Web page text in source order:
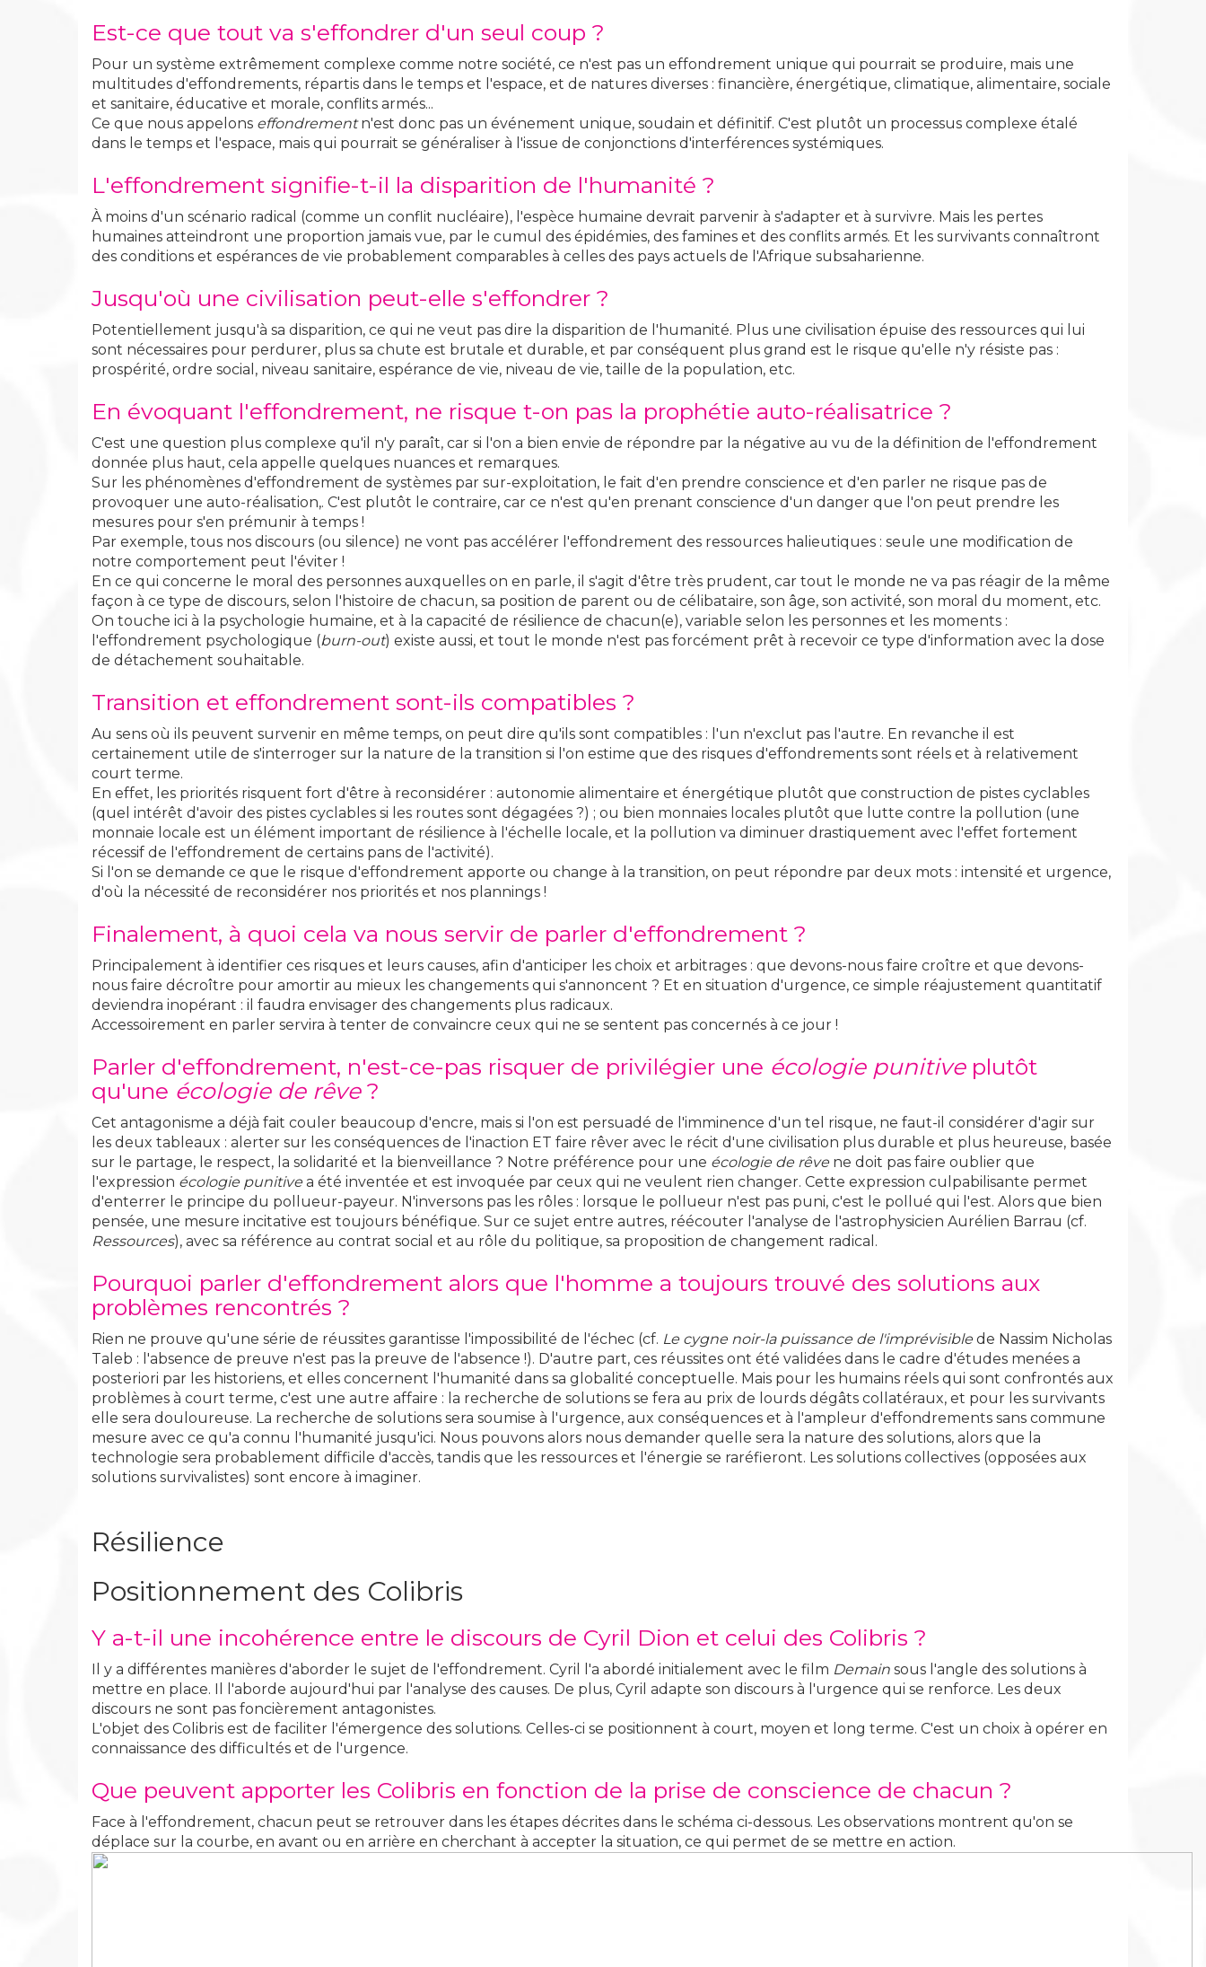
Est-ce que tout va s'effondrer d'un seul coup ?
Pour un système extrêmement complexe comme notre société, ce n'est pas un effondrement unique qui pourrait se produire, mais une
multitudes d'effondrements, répartis dans le temps et l'espace, et de natures diverses : financière, énergétique, climatique, alimentaire, sociale
et sanitaire, éducative et morale, conflits armés...
Ce que nous appelons effondrementn'est donc pas un événement unique, soudain et définitif. C'est plutôt un processus complexe étalé
dans le temps et l'espace, mais qui pourrait se généraliser à l'issue de conjonctions d'interférences systémiques.
L'effondrement signifie-t-il la disparition de l'humanité ?
À moins d'un scénario radical (comme un conflit nucléaire), l'espèce humaine devrait parvenir à s'adapter et à survivre. Mais les pertes
humaines atteindront une proportion jamais vue, par le cumul des épidémies, des famines et des conflits armés. Et les survivants connaîtront
des conditions et espérances de vie probablement comparables à celles des pays actuels de l'Afrique subsaharienne.
Jusqu'où une civilisation peut-elle s'effondrer ?
Potentiellement jusqu'à sa disparition, ce qui ne veut pas dire la disparition de l'humanité. Plus une civilisation épuise des ressources qui lui
sont nécessaires pour perdurer, plus sa chute est brutale et durable, et par conséquent plus grand est le risque qu'elle n'y résiste pas :
prospérité, ordre social, niveau sanitaire, espérance de vie, niveau de vie, taille de la population, etc.
En évoquant l'effondrement, ne risque t-on pas la prophétie auto-réalisatrice ?
C'est une question plus complexe qu'il n'y paraît, car si l'on a bien envie de répondre par la négative au vu de la définition de l'effondrement
donnée plus haut, cela appelle quelques nuances et remarques.
Sur les phénomènes d'effondrement de systèmes par sur-exploitation, le fait d'en prendre conscience et d'en parler ne risque pas de
provoquer une auto-réalisation,. C'est plutôt le contraire, car ce n'est qu'en prenant conscience d'un danger que l'on peut prendre les
mesures pour s'en prémunir à temps !
Par exemple, tous nos discours (ou silence) ne vont pas accélérer l'effondrement des ressources halieutiques : seule une modification de
notre comportement peut l'éviter !
En ce qui concerne le moral des personnes auxquelles on en parle, il s'agit d'être très prudent, car tout le monde ne va pas réagir de la même
façon à ce type de discours, selon l'histoire de chacun, sa position de parent ou de célibataire, son âge, son activité, son moral du moment, etc.
On touche ici à la psychologie humaine, et à la capacité de résilience de chacun(e), variable selon les personnes et les moments :
l'effondrement psychologique (burn-out) existe aussi, et tout le monde n'est pas forcément prêt à recevoir ce type d'information avec la dose
de détachement souhaitable.
Transition et effondrement sont-ils compatibles ?
Au sens où ils peuvent survenir en même temps, on peut dire qu'ils sont compatibles : l'un n'exclut pas l'autre. En revanche il est
certainement utile de s'interroger sur la nature de la transition si l'on estime que des risques d'effondrements sont réels et à relativement
court terme.
En effet, les priorités risquent fort d'être à reconsidérer : autonomie alimentaire et énergétique plutôt que construction de pistes cyclables
(quel intérêt d'avoir des pistes cyclables si les routes sont dégagées ?) ; ou bien monnaies locales plutôt que lutte contre la pollution (une
monnaie locale est un élément important de résilience à l'échelle locale, et la pollution va diminuer drastiquement avec l'effet fortement
récessif de l'effondrement de certains pans de l'activité).
Si l'on se demande ce que le risque d'effondrement apporte ou change à la transition, on peut répondre par deux mots : intensité et urgence,
d'où la nécessité de reconsidérer nos priorités et nos plannings !
Finalement, à quoi cela va nous servir de parler d'effondrement ?
Principalement à identifier ces risques et leurs causes, afin d'anticiper les choix et arbitrages : que devons-nous faire croître et que devons-
nous faire décroître pour amortir au mieux les changements qui s'annoncent ? Et en situation d'urgence, ce simple réajustement quantitatif
deviendra inopérant : il faudra envisager des changements plus radicaux.
Accessoirement en parler servira à tenter de convaincre ceux qui ne se sentent pas concernés à ce jour !
Parler d'effondrement, n'est-ce-pas risquer de privilégier une écologie punitiveplutôt
qu'une écologie de rêve?
Cet antagonisme a déjà fait couler beaucoup d'encre, mais si l'on est persuadé de l'imminence d'un tel risque, ne faut-il considérer d'agir sur
les deux tableaux : alerter sur les conséquences de l'inaction ET faire rêver avec le récit d'une civilisation plus durable et plus heureuse, basée
sur le partage, le respect, la solidarité et la bienveillance ? Notre préférence pour une écologie de rêve ne doit pas faire oublier que
l'expression écologie punitive a été inventée et est invoquée par ceux qui ne veulent rien changer. Cette expression culpabilisante permet
d'enterrer le principe du pollueur-payeur. N'inversons pas les rôles : lorsque le pollueur n'est pas puni, c'est le pollué qui l'est. Alors que bien
pensée, une mesure incitative est toujours bénéfique. Sur ce sujet entre autres, réécouter l'analyse de l'astrophysicien Aurélien Barrau (cf.
Ressources), avec sa référence au contrat social et au rôle du politique, sa proposition de changement radical.
Pourquoi parler d'effondrement alors que l'homme a toujours trouvé des solutions aux
problèmes rencontrés ?
Rien ne prouve qu'une série de réussites garantisse l'impossibilité de l'échec (cf. Le cygne noir-la puissance de l'imprévisible de Nassim Nicholas
Taleb : l'absence de preuve n'est pas la preuve de l'absence !). D'autre part, ces réussites ont été validées dans le cadre d'études menées a
posteriori par les historiens, et elles concernent l'humanité dans sa globalité conceptuelle. Mais pour les humains réels qui sont confrontés aux
problèmes à court terme, c'est une autre affaire : la recherche de solutions se fera au prix de lourds dégâts collatéraux, et pour les survivants
elle sera douloureuse. La recherche de solutions sera soumise à l'urgence, aux conséquences et à l'ampleur d'effondrements sans commune
mesure avec ce qu'a connu l'humanité jusqu'ici. Nous pouvons alors nous demander quelle sera la nature des solutions, alors que la
technologie sera probablement difficile d'accès, tandis que les ressources et l'énergie se raréfieront. Les solutions collectives (opposées aux
solutions survivalistes) sont encore à imaginer.
Résilience
Positionnement des Colibris
Y a-t-il une incohérence entre le discours de Cyril Dion et celui des Colibris ?
Il y a différentes manières d'aborder le sujet de l'effondrement. Cyril l'a abordé initialement avec le film Demain sous l'angle des solutions à
mettre en place. Il l'aborde aujourd'hui par l'analyse des causes. De plus, Cyril adapte son discours à l'urgence qui se renforce. Les deux
discours ne sont pas foncièrement antagonistes.
L'objet des Colibris est de faciliter l'émergence des solutions. Celles-ci se positionnent à court, moyen et long terme. C'est un choix à opérer en
connaissance des difficultés et de l'urgence.
Que peuvent apporter les Colibris en fonction de la prise de conscience de chacun ?
Face à l'effondrement, chacun peut se retrouver dans les étapes décrites dans le schéma ci-dessous. Les observations montrent qu'on se
déplace sur la courbe, en avant ou en arrière en cherchant à accepter la situation, ce qui permet de se mettre en action.